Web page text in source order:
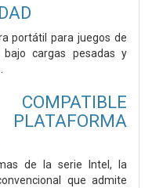
portátil para juegos de
cargas pesadas y
COMPATIBLE
de la serie Intel, la
que admite